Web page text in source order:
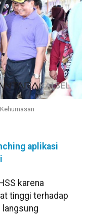
aplikasi
karena
tinggi terhadap
langsung